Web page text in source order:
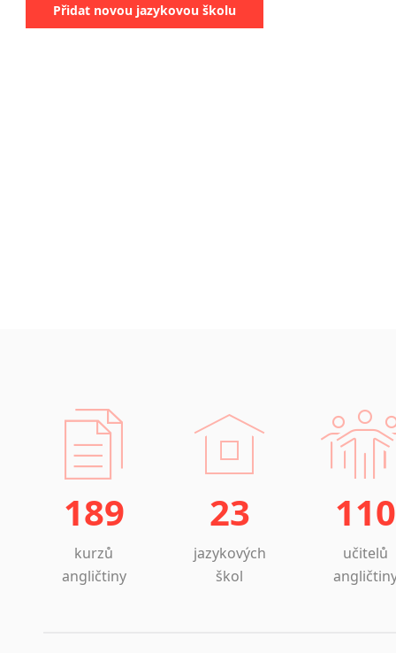
Přidat novou jazykovou školu
189
kurzů
angličtiny
23
jazykových
škol
110
učitelů